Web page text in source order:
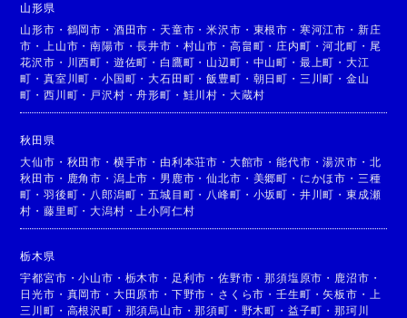
山形県
山形市 ・ 鶴岡市 ・ 酒田市 ・ 天童市 ・米沢市 ・ 東根市 ・ 寒河江市 ・ 新庄
市 ・ 上山市 ・南陽市 ・長井市 ・ 村山市 ・ 高畠町 ・ 庄内町 ・河北町 ・ 尾
花沢市 ・ 川西町 ・ 遊佐町 ・ 白鷹町 ・ 山辺町 ・ 中山町 ・ 最上町 ・ 大江
町 ・真室川町 ・小国町 ・大石田町 ・飯豊町 ・ 朝日町 ・ 三川町 ・ 金山
町 ・西川町 ・ 戸沢村 ・舟形町 ・ 鮭川村 ・ 大蔵村
秋田県
大仙市 ・ 秋田市 ・ 横手市 ・ 由利本荘市 ・ 大館市 ・能代市 ・湯沢市 ・ 北
秋田市 ・ 鹿角市 ・ 潟上市 ・ 男鹿市 ・仙北市 ・ 美郷町 ・ にかほ市 ・ 三種
町 ・羽後町 ・ 八郎潟町 ・五城目町 ・ 八峰町 ・ 小坂町 ・ 井川町 ・ 東成瀬
村 ・藤里町 ・大潟村 ・ 上小阿仁村
栃木県
宇都宮市 ・小山市 ・ 栃木市 ・ 足利市 ・佐野市 ・那須塩原市 ・ 鹿沼市 ・
日光市 ・ 真岡市 ・ 大田原市 ・ 下野市 ・ さくら市 ・壬生町 ・矢板市 ・
上
三川町 ・ 高根沢町 ・ 那須烏山市 ・那須町 ・ 野木町 ・ 益子町 ・那珂川